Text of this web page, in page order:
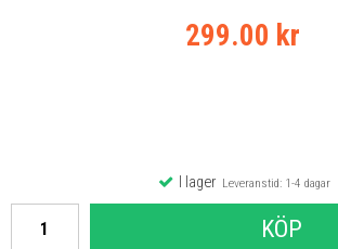
299.00 kr
I lagerLeveranstid: 1-4 dagar
KÖP